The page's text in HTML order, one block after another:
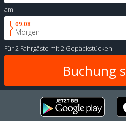
am:
09.08
Morgen
Für2 Fahrgäste mit2 Gepäckstücken